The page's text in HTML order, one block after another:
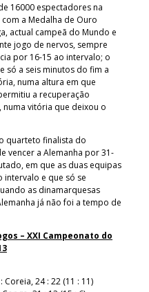
16000 espectadores na
a Medalha de Ouro
actual campeã do Mundo e
jogo de nervos, sempre
por 16-15 ao intervalo; o
só a seis minutos do fim a
numa altura em que
a recuperação
vitória que deixou o
quarteto finalista do
vencer a Alemanha por 31-
em que as duas equipas
intervalo e que só se
as dinamarquesas
já não foi a tempo de
– XXI Campeonato do
Coreia, 24 : 22 (11 : 11)